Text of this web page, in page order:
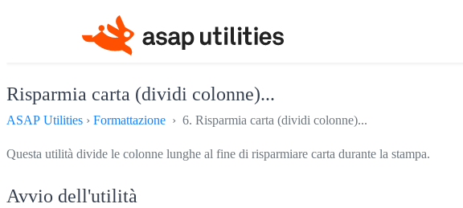
Risparmia carta (dividi colonne)...
ASAP Utilities › Formattazione › 6. Risparmia carta (dividi colonne)...
Questa utilità divide le colonne lunghe al fine di risparmiare carta durante la stampa.
Avvio dell'utilità